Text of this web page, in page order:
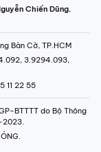
Chiến Dũng,
Bàn Cờ, TP.HCM
3.9294.093,
11 22 55
BTTTT do Bộ Thông
2023.